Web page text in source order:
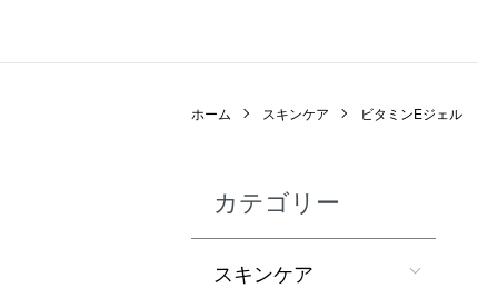
ホーム スキンケア ビタミンEジェル
カテゴリー
スキンケア